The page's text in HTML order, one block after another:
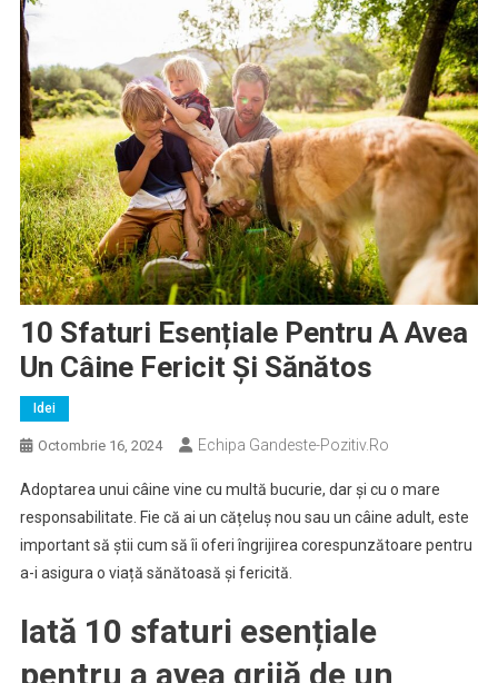
10 Sfaturi Esențiale Pentru A Avea
Un Câine Fericit Și Sănătos
Idei
Octombrie 16, 2024 Echipa Gandeste-Pozitiv.ro
Adoptarea unui câine vine cu multă bucurie, dar și cu o mare
responsabilitate. Fie că ai un cățeluș nou sau un câine adult, este
important să știi cum să îi oferi îngrijirea corespunzătoare pentru
a-i asigura o viață sănătoasă și fericită.
Iată 10 sfaturi esențiale
pentru a avea grijă de un